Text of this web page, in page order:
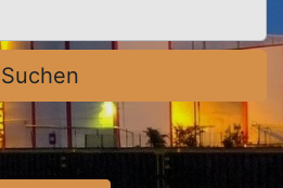
Suchen